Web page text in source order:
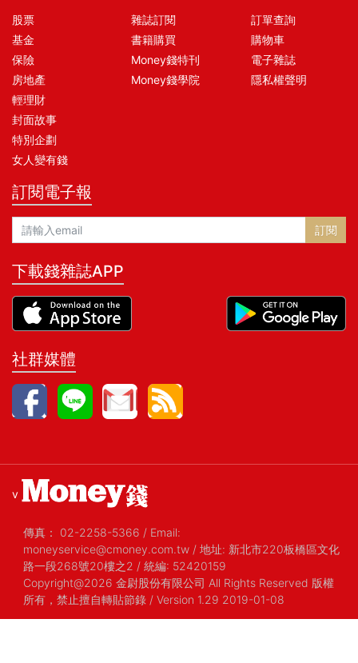
股票
基金
保險
房地產
輕理財
封面故事
特別企劃
女人變有錢
雜誌訂閱
書籍購買
Money錢特刊
Money錢學院
訂單查詢
購物車
電子雜誌
隱私權聲明
訂閱電子報
訂閱
下載錢雜誌APP
社群媒體
v
傳真： 02-2258-5366 / Email:
moneyservice@cmoney.com.tw / 地址: 新北市220板橋區文化
路一段268號20樓之2 / 統編: 52420159
Copyright@2026 金尉股份有限公司 All Rights Reserved 版權
所有，禁止擅自轉貼節錄 / Version 1.29 2019-01-08